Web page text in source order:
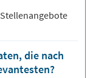
die nach